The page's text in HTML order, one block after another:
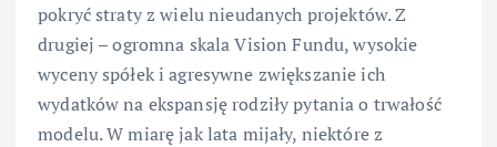
pokryć straty z wielu nieudanych projektów. Z
drugiej – ogromna skala Vision Fundu, wysokie
wyceny spółek i agresywne zwiększanie ich
wydatków na ekspansję rodziły pytania o trwałość
modelu. W miarę jak lata mijały, niektóre z